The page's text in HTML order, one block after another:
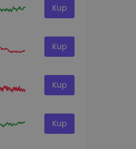
Kup
Kup
Kup
Kup